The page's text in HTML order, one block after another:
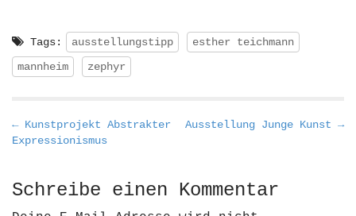
Tags: ausstellungstipp
esther teichmann
mannheim
zephyr
P
o
t
n
← Kunstprojekt Abstrakter
Expressionismus
Ausstellung Junge Kunst →
Schreibe einen Kommentar